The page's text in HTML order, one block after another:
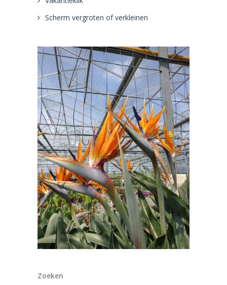
Scherm vergroten of verkleinen
Zoeken